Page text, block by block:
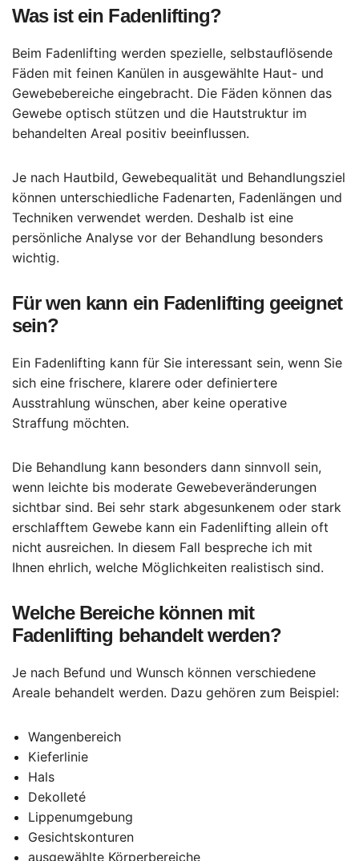
Was ist ein Fadenlifting?
Beim Fadenlifting werden spezielle, selbstauflösende
Fäden mit feinen Kanülen in ausgewählte Haut- und
Gewebebereiche eingebracht. Die Fäden können das
Gewebe optisch stützen und die Hautstruktur im
behandelten Areal positiv beeinflussen.
Je nach Hautbild, Gewebequalität und Behandlungsziel
können unterschiedliche Fadenarten, Fadenlängen und
Techniken verwendet werden. Deshalb ist eine
persönliche Analyse vor der Behandlung besonders
wichtig.
Für wen kann ein Fadenlifting geeignet
sein?
Ein Fadenlifting kann für Sie interessant sein, wenn Sie
sich eine frischere, klarere oder definiertere
Ausstrahlung wünschen, aber keine operative
Straffung möchten.
Die Behandlung kann besonders dann sinnvoll sein,
wenn leichte bis moderate Gewebeveränderungen
sichtbar sind. Bei sehr stark abgesunkenem oder stark
erschlafftem Gewebe kann ein Fadenlifting allein oft
nicht ausreichen. In diesem Fall bespreche ich mit
Ihnen ehrlich, welche Möglichkeiten realistisch sind.
Welche Bereiche können mit
Fadenlifting behandelt werden?
Je nach Befund und Wunsch können verschiedene
Areale behandelt werden. Dazu gehören zum Beispiel:
Wangenbereich
Kieferlinie
Hals
Dekolleté
Lippenumgebung
Gesichtskonturen
ausgewählte Körperbereiche